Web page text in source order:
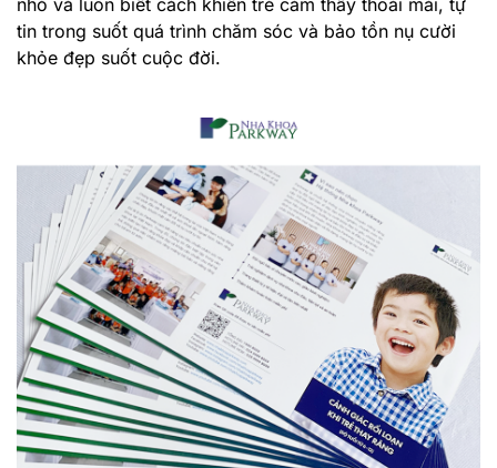
nhỏ và luôn biết cách khiến trẻ cảm thấy thoải mái, tự
tin trong suốt quá trình chăm sóc và bảo tồn nụ cười
khỏe đẹp suốt cuộc đời.